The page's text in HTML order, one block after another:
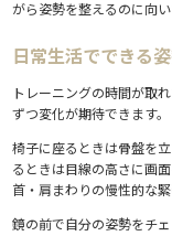
がら姿勢を整えるのに向い
日常生活でできる
トレーニングの時間が取
ずつ変化が期待できます。
椅子に座るときは骨盤を
るときは目線の高さに画
首・肩まわりの慢性的な
鏡の前で自分の姿勢をチ